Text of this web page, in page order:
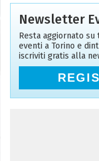
Newsletter
Resta aggiornato
eventi a Torino e
iscriviti gratis alla